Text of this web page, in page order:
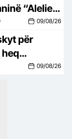
“Alelier
i vilës
09/08/26
për
me
09/08/26